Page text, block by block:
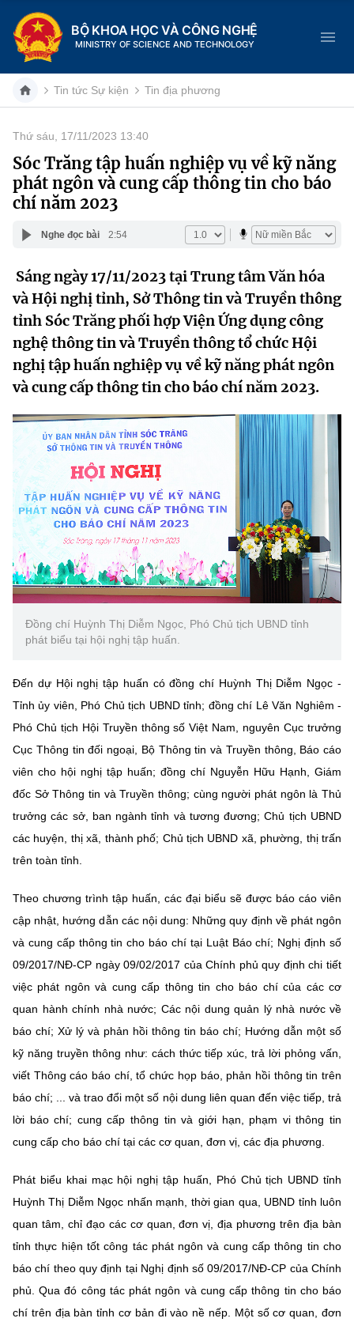
BỘ KHOA HỌC VÀ CÔNG NGHỆ
MINISTRY OF SCIENCE AND TECHNOLOGY
Danh mục
Trang chủ
Cơ cấu tổ chức
Lịch sử phát triển
Sở Khoa học và Công nghệ
Khoa học và Công nghệ
Đổi mới sáng tạo
Chuyển đổi số
Bưu chính, Viễn thông
Sở hữu trí tuệ
Tiêu chuẩn, đo lường, chất lượng
Năng lượng nguyên tử
Tin tổng hợp
Dịch vụ công
Hệ thống văn bản
Văn bản QPPL
Văn bản chỉ đạo điều hành
Lấy ý kiến người dân về dự thảo VBQPPL
MST IOFFICE
Khoa học và Công nghệ
Đổi mới sáng tạo
Chuyển đổi số
Bưu chính, Viễn thông
Sở hữu trí tuệ
Tiêu chuẩn, đo lường, chất lượng
Năng lượng nguyên tử
Multimedia
THƯ ĐIỆN TỬ
Khác
Videos
Infographic
Voice
Nhiệm vụ trọng tâm
Chọn ngôn ngữ
Vietnamese English
BỘ KHOA HỌC VÀ CÔNG NGHỆ
MINISTRY OF SCIENCE AND TECHNOLOGY
Cơ quan chủ quản: Bộ Khoa học và Công nghệ (MST)
Chịu trách nhiệm nội dung: Nguyễn Thị Hải Hằng
Giám đốc Trung tâm Truyền thông Khoa học và Công nghệ.
Địa chỉ: Ban Biên tập Cổng TTĐT - 18 Nguyễn Du, TP. Hà Nội
Điện thoại: 024 3936 9506
Email:stc@mst.gov.vn
©2026 Bản quyền thuộc Bộ Khoa Học và Công Nghệ
website này)
Tin tức Sự kiện Tin địa phương
Thứ sáu, 17/11/2023 13:40
Sóc Trăng tập huấn nghiệp vụ về kỹ năng
phát ngôn và cung cấp thông tin cho báo
chí năm 2023
Nghe đọc bài 2:54
Sáng ngày 17/11/2023 tại Trung tâm Văn hóa
và Hội nghị tỉnh, Sở Thông tin và Truyền thông
tỉnh Sóc Trăng phối hợp Viện Ứng dụng công
nghệ thông tin và Truyền thông tổ chức Hội
nghị tập huấn nghiệp vụ về kỹ năng phát ngôn
và cung cấp thông tin cho báo chí năm 2023.
Đồng chí Huỳnh Thị Diễm Ngọc, Phó Chủ tịch UBND tỉnh
phát biểu tại hội nghị tập huấn.
Đến dự Hội nghị tập huấn có đồng chí Huỳnh Thị Diễm Ngọc -
Tỉnh ủy viên, Phó Chủ tịch UBND tỉnh; đồng chí Lê Văn Nghiêm -
Phó Chủ tịch Hội Truyền thông số Việt Nam, nguyên Cục trưởng
Cục Thông tin đối ngoại, Bộ Thông tin và Truyền thông, Báo cáo
viên cho hội nghị tập huấn; đồng chí Nguyễn Hữu Hạnh, Giám
đốc Sở Thông tin và Truyền thông; cùng người phát ngôn là Thủ
trưởng các sở, ban ngành tỉnh và tương đương; Chủ tịch UBND
các huyện, thị xã, thành phố; Chủ tịch UBND xã, phường, thị trấn
trên toàn tỉnh.
Theo chương trình tập huấn, các đại biểu sẽ được báo cáo viên
cập nhật, hướng dẫn các nội dung: Những quy định về phát ngôn
và cung cấp thông tin cho báo chí tại Luật Báo chí; Nghị định số
09/2017/NĐ-CP ngày 09/02/2017 của Chính phủ quy định chi tiết
việc phát ngôn và cung cấp thông tin cho báo chí của các cơ
quan hành chính nhà nước; Các nội dung quản lý nhà nước về
báo chí; Xử lý và phản hồi thông tin báo chí; Hướng dẫn một số
kỹ năng truyền thông như: cách thức tiếp xúc, trả lời phỏng vấn,
viết Thông cáo báo chí, tổ chức họp báo, phản hồi thông tin trên
báo chí; ... và trao đổi một số nội dung liên quan đến việc tiếp, trả
lời báo chí; cung cấp thông tin và giới hạn, phạm vi thông tin
cung cấp cho báo chí tại các cơ quan, đơn vị, các địa phương.
Phát biểu khai mạc hội nghị tập huấn, Phó Chủ tịch UBND tỉnh
Huỳnh Thị Diễm Ngọc nhấn mạnh, thời gian qua, UBND tỉnh luôn
quan tâm, chỉ đạo các cơ quan, đơn vị, địa phương trên địa bàn
tỉnh thực hiện tốt công tác phát ngôn và cung cấp thông tin cho
báo chí theo quy định tại Nghị định số 09/2017/NĐ-CP của Chính
phủ. Qua đó công tác phát ngôn và cung cấp thông tin cho báo
chí trên địa bàn tỉnh cơ bản đi vào nề nếp. Một số cơ quan, đơn